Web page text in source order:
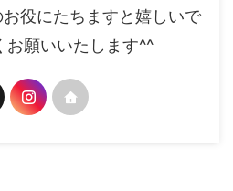
役にたちますと嬉しいで
お願いいたします^^